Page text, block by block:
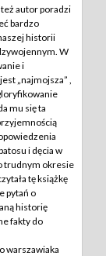
też autor poradzi
bardzo
historii
W
i
„najmojsza” ,
mu się ta
i dęcia w
trudnym okresie
tę książkę
pytań o
historię
fakty do
warszawiaka